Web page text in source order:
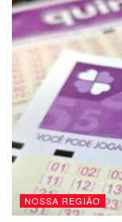
NOSSA REGIÃO